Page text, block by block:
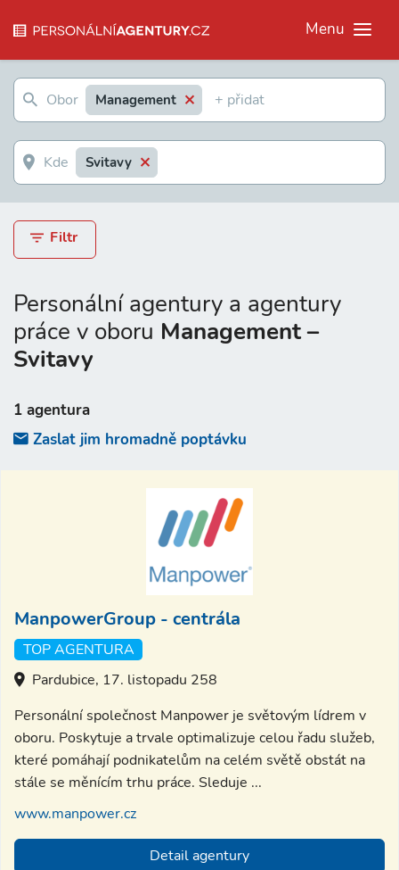
Menu
Management
Svitavy
Filtr
Personální agentury a agentury
práce v oboru Management –
Svitavy
1 agentura
Zaslat jim hromadně poptávku
ManpowerGroup - centrála
TOP AGENTURA
Pardubice, 17. listopadu 258
Personální společnost Manpower je světovým lídrem v
oboru. Poskytuje a trvale optimalizuje celou řadu služeb,
které pomáhají podnikatelům na celém světě obstát na
stále se měnícím trhu práce. Sleduje ...
www.manpower.cz
Detail agentury